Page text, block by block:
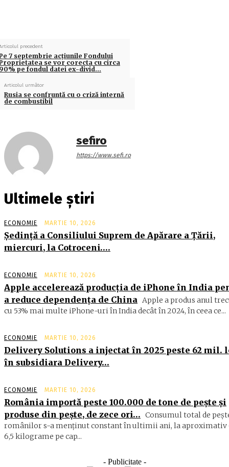
precedent
7 septembrie acţiunile Fondului
se vor corecta cu circa
pe fondul datei ex-divid…
Articolul următor
Rusia se confruntă cu o criză internă
de combustibil
sefiro
https://www.sefi.ro
Ultimele știri
ECONOMIE MARTIE 10, 2026
Şedinţă a Consiliului Suprem de Apărare a Ţării,
miercuri, la Cotroceni….
ECONOMIE MARTIE 10, 2026
Apple accelerează producția de iPhone în India
a reduce dependența de China Apple a produs anul
cu 53% mai multe iPhone-uri în India decât în 2024, în ceea ce...
ECONOMIE MARTIE 10, 2026
Delivery Solutions a injectat în 2025 peste 62 mil.
în subsidiara Delivery…
ECONOMIE MARTIE 10, 2026
România importă peste 100.000 de tone de peşte şi
produse din peşte, de zece ori… Consumul total de
ro­mâ­nilor s-a menţinut constant în ul­timii ani, la aproximativ
6,5 ki­lograme pe cap...
- Publicitate -